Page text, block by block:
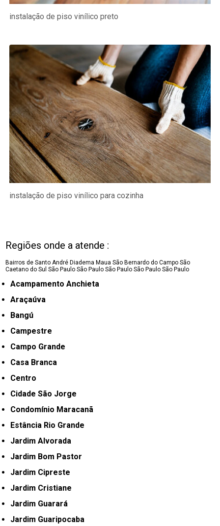
instalação de piso vinílico preto
instalação de piso vinílico para cozinha
Regiões onde a atende :
Bairros de Santo André Diadema Maua São Bernardo do Campo São
Caetano do SulSão Paulo São Paulo São Paulo São Paulo São Paulo
Acampamento Anchieta
Araçaúva
Bangú
Campestre
Campo Grande
Casa Branca
Centro
Cidade São Jorge
Condomínio Maracanã
Estância Rio Grande
Jardim Alvorada
Jardim Bom Pastor
Jardim Cipreste
Jardim Cristiane
Jardim Guarará
Jardim Guaripocaba